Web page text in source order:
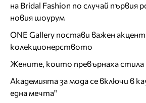
на Bridal Fashion по случай първия
новия шоурум
ONE Gallery постави важен
колекционерството
Жените, които превърнаха
Академията за мода се включи в
една мечта"